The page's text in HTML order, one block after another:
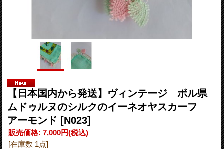
【日本国内から発送】ヴィンテージ ボル県
ムドゥルヌのシルクのイーネオヤスカーフ
アーモンド [N023]
販売価格: 7,000円(税込)
[在庫数 1点]